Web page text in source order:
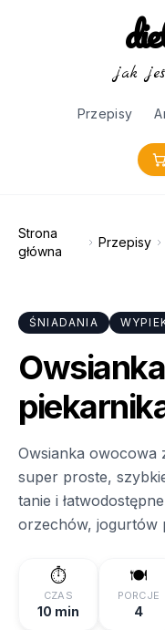
jak
Przepisy
Strona
główna
Przepisy
ŚNIADANIA
Owsianka owocowa
super proste,
tanie i
orzechów, jogurtów
Składniki płatki
lub mleka (krowie
ulubione owoce
⏱️
CZAS
10 min
🍽️
PORCJE
4